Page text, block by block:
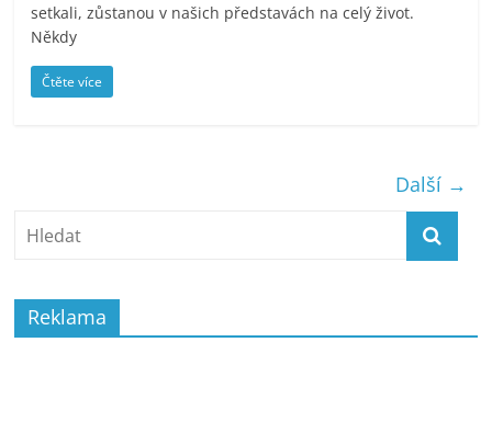
setkali, zůstanou v našich představách na celý život.
Někdy
Čtěte více
Další →
Reklama